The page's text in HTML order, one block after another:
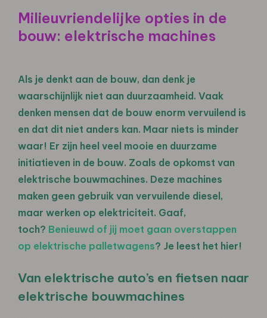
Milieuvriendelijke opties in de
bouw: elektrische machines
Als je denkt aan de bouw, dan denk je
waarschijnlijk niet aan duurzaamheid. Vaak
denken mensen dat de bouw enorm vervuilend is
en dat dit niet anders kan. Maar niets is minder
waar! Er zijn heel veel mooie en duurzame
initiatieven in de bouw. Zoals de opkomst van
elektrische bouwmachines. Deze machines
maken geen gebruik van vervuilende diesel,
maar werken op elektriciteit. Gaaf,
toch? Benieuwd of jij moet gaan overstappen
op elektrische palletwagens? Je leest het hier!
Van elektrische auto’s en fietsen naar
elektrische bouwmachines